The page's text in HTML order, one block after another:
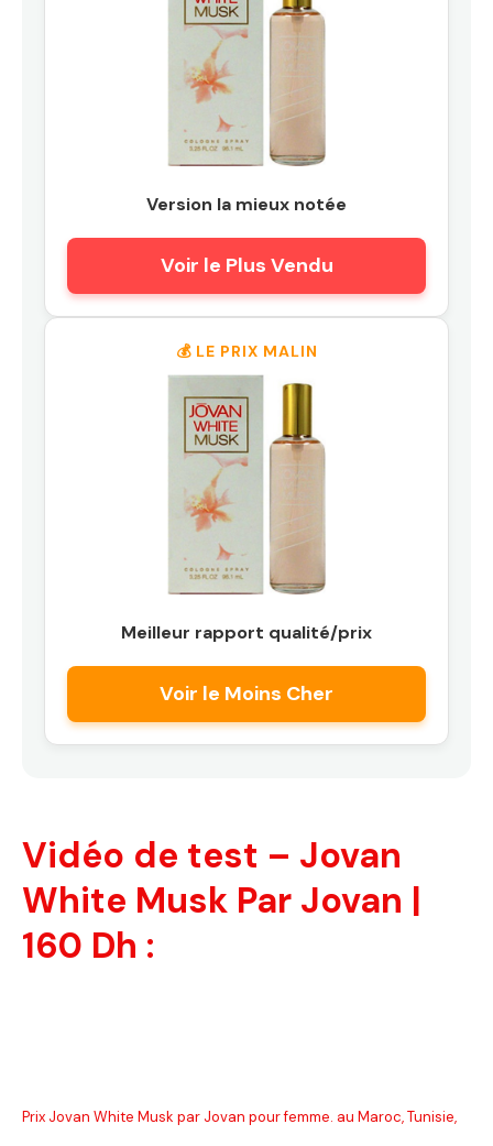
Version la mieux notée
Voir le Plus Vendu
💰 LE PRIX MALIN
Meilleur rapport qualité/prix
Voir le Moins Cher
Vidéo de test – Jovan
White Musk Par Jovan |
160 Dh :
Prix Jovan White Musk par Jovan pour femme. au Maroc, Tunisie,